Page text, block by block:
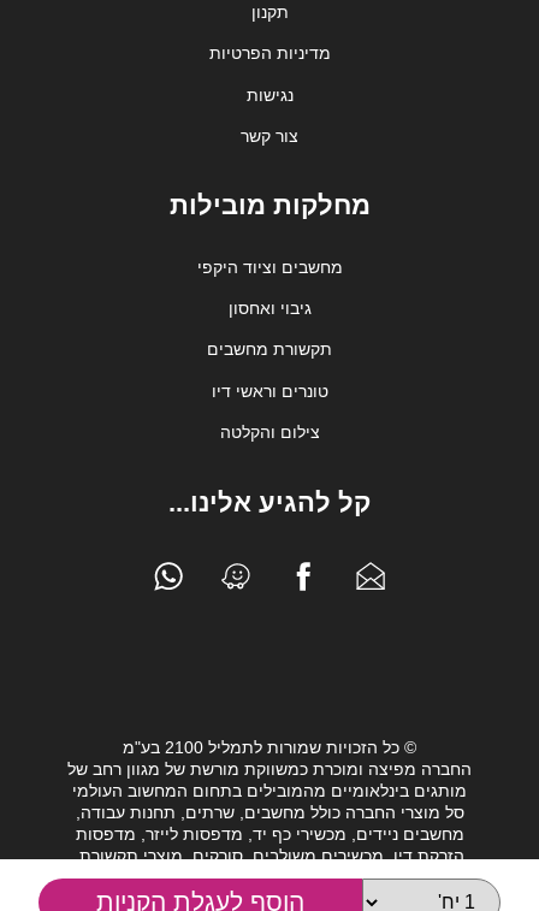
תקנון
מדיניות הפרטיות
נגישות
צור קשר
מחלקות מובילות
מחשבים וציוד היקפי
גיבוי ואחסון
תקשורת מחשבים
טונרים וראשי דיו
צילום והקלטה
קל להגיע אלינו...
© כל הזכויות שמורות לתמליל 2100 בע"מ
החברה מפיצה ומוכרת כמשווקת מורשת של מגוון רחב של
מותגים בינלאומיים מהמובילים בתחום המחשוב העולמי
סל מוצרי החברה כולל מחשבים, שרתים, תחנות עבודה,
מחשבים ניידים, מכשירי כף יד, מדפסות לייזר, מדפסות
הזרקת דיו, מכשירים משולבים, סורקים, מוצרי תקשורת,
חלקי מחשב, כונני גיבוי וציוד נלווה מגוון לעולם המחשבים.